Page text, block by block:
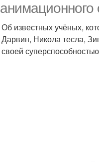
Об известных учёных,
Дарвин, Никола тесла,
своей суперспособностью